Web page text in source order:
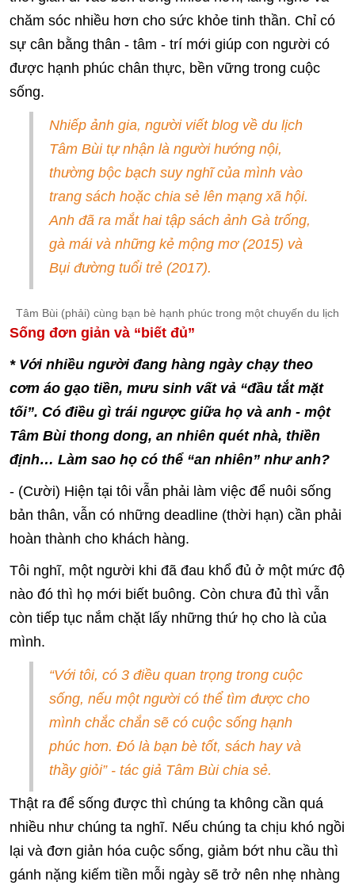
chăm sóc nhiều hơn cho sức khỏe tinh thần. Chỉ có
sự cân bằng thân - tâm - trí mới giúp con người có
được hạnh phúc chân thực, bền vững trong cuộc
sống.
Nhiếp ảnh gia, người viết blog về du lịch
Tâm Bùi tự nhận là người hướng nội,
thường bộc bạch suy nghĩ của mình vào
trang sách hoặc chia sẻ lên mạng xã hội.
Anh đã ra mắt hai tập sách ảnh Gà trống,
gà mái và những kẻ mộng mơ (2015) và
Bụi đường tuổi trẻ (2017).
Tâm Bùi (phải) cùng bạn bè hạnh phúc trong một chuyến du lịch
Sống đơn giản và “biết đủ”
* Với nhiều người đang hàng ngày chạy theo
cơm áo gạo tiền, mưu sinh vất vả “đầu tắt mặt
tối”. Có điều gì trái ngược giữa họ và anh - một
Tâm Bùi thong dong, an nhiên quét nhà, thiền
định… Làm sao họ có thể “an nhiên” như anh?
- (Cười) Hiện tại tôi vẫn phải làm việc để nuôi sống
bản thân, vẫn có những deadline (thời hạn) cần phải
hoàn thành cho khách hàng.
Tôi nghĩ, một người khi đã đau khổ đủ ở một mức độ
nào đó thì họ mới biết buông. Còn chưa đủ thì vẫn
còn tiếp tục nắm chặt lấy những thứ họ cho là của
mình.
“Với tôi, có 3 điều quan trọng trong cuộc
sống, nếu một người có thể tìm được cho
mình chắc chắn sẽ có cuộc sống hạnh
phúc hơn. Đó là bạn bè tốt, sách hay và
thầy giỏi” - tác giả Tâm Bùi chia sẻ.
Thật ra để sống được thì chúng ta không cần quá
nhiều như chúng ta nghĩ. Nếu chúng ta chịu khó ngồi
lại và đơn giản hóa cuộc sống, giảm bớt nhu cầu thì
gánh nặng kiếm tiền mỗi ngày sẽ trở nên nhẹ nhàng